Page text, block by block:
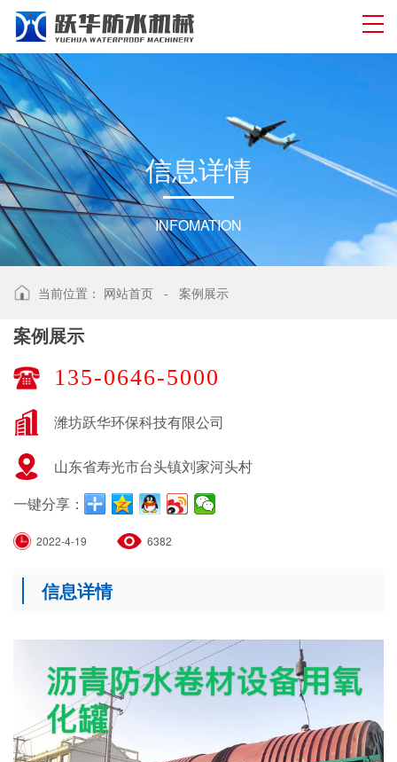
信息详情
INFOMATION
当前位置： 网站首页 - 案例展示
案例展示
135-0646-5000
潍坊跃华环保科技有限公司
山东省寿光市台头镇刘家河头村
一键分享：
2022-4-19 6382
信息详情